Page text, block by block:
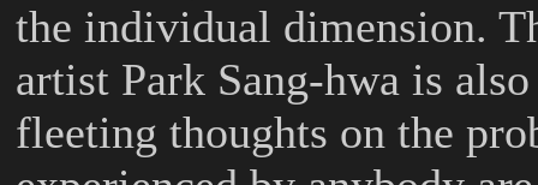
the individual dimension.
artist Park Sang-hwa is
fleeting thoughts on the